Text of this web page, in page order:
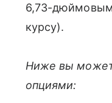
6,73-дюймовым
курсу).
Ниже вы
опциями: